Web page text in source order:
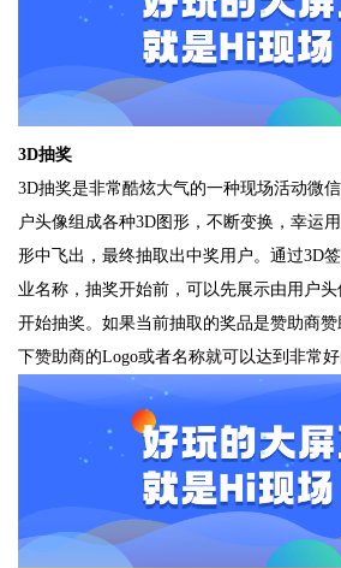
3D抽奖
3D抽奖是非常酷炫大气的一种现场活动微
户头像组成各种3D图形，不断变换，幸运
形中飞出，最终抽取出中奖用户。通过3D
业名称，抽奖开始前，可以先展示由用户
开始抽奖。如果当前抽取的奖品是赞助商
下赞助商的Logo或者名称就可以达到非常好